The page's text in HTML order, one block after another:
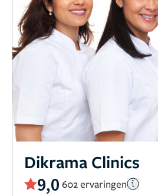
Dikrama Clinics
9,0 602 ervaringen